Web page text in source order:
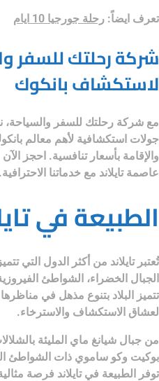
تعرف ايضاً: رحلة جورجيا 10 ايام
شركة رحلتك للسفر
لاستكشاف بانكوك
مع شركة رحلتك للسفر والسياحة،
جولات استكشافية لأهم معالم
والإقامة بأسعار تنافسية. احجز
عاصمة تايلاند مع خدماتنا الاحترافية.
الطبيعة في
تُعتبر تايلاند من أكثر الدول التي
الجبال الخضراء، الشواطئ
تتميز البلاد بتنوع مذهل في
لعشاق الاستكشاف والاسترخاء.
من جبال شيانغ ماي المليئة
بوكيت وكو ساموي ذات الشواطئ
توفر الطبيعة في تايلاند فرصة